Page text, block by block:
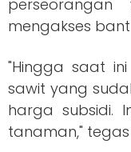
mengakses
"Hingga saat
sawit yang
harga subsidi.
tanaman,"